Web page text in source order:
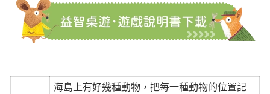
海島上有好幾種動物，把每一種動物的位置記